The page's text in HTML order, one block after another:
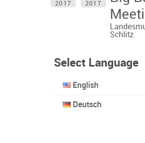
2017 2017
Schlitz
Select Language
English
Deutsch